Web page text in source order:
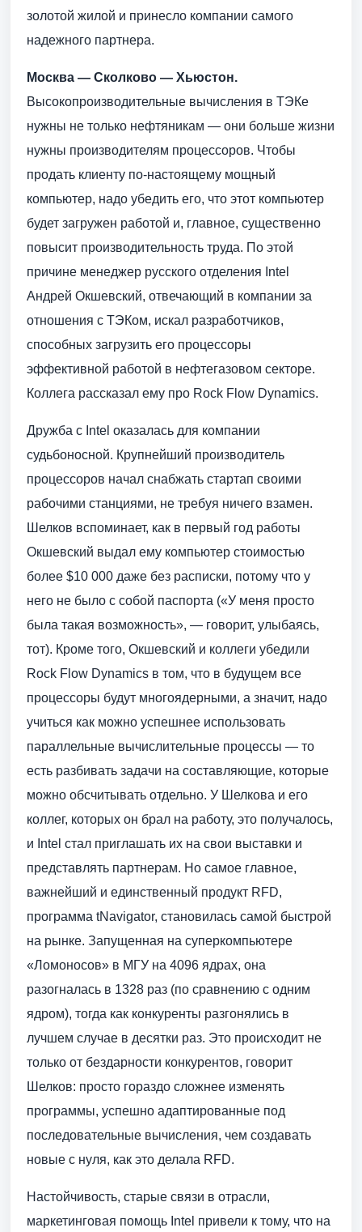
золотой жилой и принесло компании самого
надежного партнера.
Москва — Сколково — Хьюстон.
Высокопроизводительные вычисления в ТЭКе
нужны не только нефтяникам — они больше жизни
нужны производителям процессоров. Чтобы
продать клиенту по-настоящему мощный
компьютер, надо убедить его, что этот компьютер
будет загружен работой и, главное, существенно
повысит производительность труда. По этой
причине менеджер русского отделения Intel
Андрей Окшевский, отвечающий в компании за
отношения с ТЭКом, искал разработчиков,
способных загрузить его процессоры
эффективной работой в нефтегазовом секторе.
Коллега рассказал ему про Rock Flow Dynamics.
Дружба с Intel оказалась для компании
судьбоносной. Крупнейший производитель
процессоров начал снабжать стартап своими
рабочими станциями, не требуя ничего взамен.
Шелков вспоминает, как в первый год работы
Окшевский выдал ему компьютер стоимостью
более $10 000 даже без расписки, потому что у
него не было с собой паспорта («У меня просто
была такая возможность», — говорит, улыбаясь,
тот). Кроме того, Окшевский и коллеги убедили
Rock Flow Dynamics в том, что в будущем все
процессоры будут многоядерными, а значит, надо
учиться как можно успешнее использовать
параллельные вычислительные процессы — то
есть разбивать задачи на составляющие, которые
можно обсчитывать отдельно. У Шелкова и его
коллег, которых он брал на работу, это получалось,
и Intel стал приглашать их на свои выставки и
представлять партнерам. Но самое главное,
важнейший и единственный продукт RFD,
программа tNavigator, становилась самой быстрой
на рынке. Запущенная на суперкомпьютере
«Ломоносов» в МГУ на 4096 ядрах, она
разогналась в 1328 раз (по сравнению с одним
ядром), тогда как конкуренты разгонялись в
лучшем случае в десятки раз. Это происходит не
только от бездарности конкурентов, говорит
Шелков: просто гораздо сложнее изменять
программы, успешно адаптированные под
последовательные вычисления, чем создавать
новые с нуля, как это делала RFD.
Настойчивость, старые связи в отрасли,
маркетинговая помощь Intel привели к тому, что на